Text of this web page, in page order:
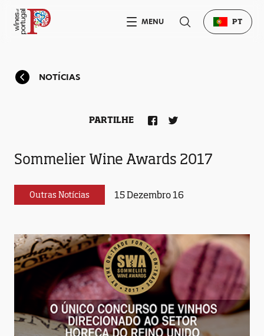
NOTÍCIAS
Sommelier Wine Awards 2017
Outras Notícias 15 Dezembro 16
PARTILHE
MENU PT